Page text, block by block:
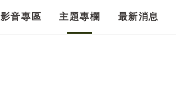
影音專區 主題專欄 最新消息